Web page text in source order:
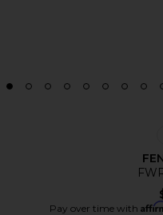
Pay over time with